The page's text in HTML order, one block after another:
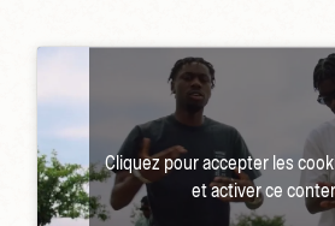
Cliquez pour accepter les
et activer ce